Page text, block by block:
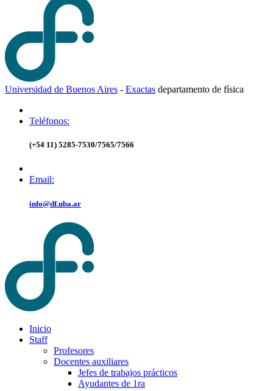
Universidad de Buenos Aires - Exactas departamento de física
Teléfonos:
(+54 11) 5285-7530/7565/7566
Email:
info@df.uba.ar
Inicio
Staff
Profesores
Docentes auxiliares
Jefes de trabajos prácticos
Ayudantes de 1ra